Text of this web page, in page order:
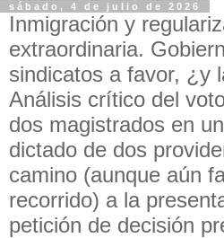
sábado, 4 de julio de 2026
Inmigración y
extraordinaria.
sindicatos a favor, ¿y
Análisis crítico del
dos magistrados en
dictado de dos
camino (aunque aún
recorrido) a la
petición de decisión